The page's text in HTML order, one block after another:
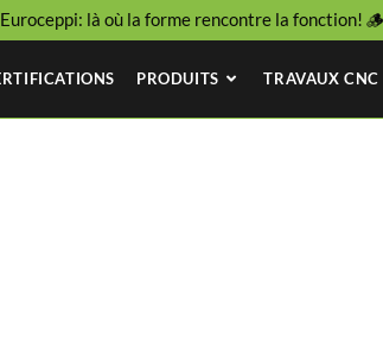
là où la forme rencontre la fonction! 🪵
PRODUITS TRAVAUX CNC